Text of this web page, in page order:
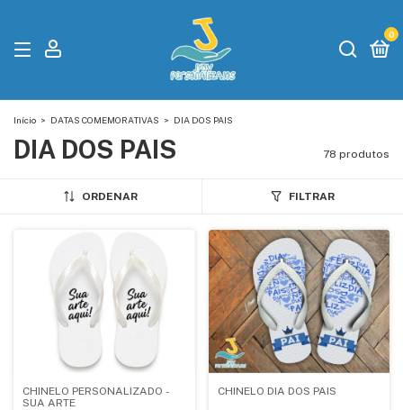
0
Início > DATAS COMEMORATIVAS > DIA DOS PAIS
DIA DOS PAIS 78 produtos
ORDENAR FILTRAR
CHINELO PERSONALIZADO -
SUA ARTE
CHINELO DIA DOS PAIS